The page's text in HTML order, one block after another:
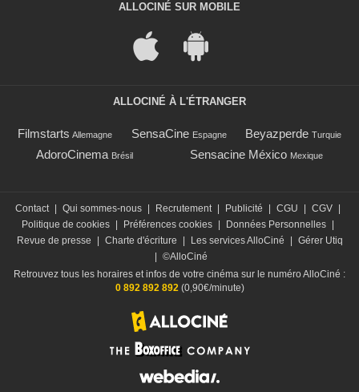
ALLOCINÉ SUR MOBILE
ALLOCINÉ À L'ÉTRANGER
Filmstarts Allemagne SensaCine Espagne Beyazperde Turquie
AdoroCinema Brésil Sensacine México Mexique
Contact Qui sommes-nous Recrutement Publicité CGU CGV
Politique de cookies
Préférences cookies Données Personnelles
Revue de presse
Charte d'écriture Les services AlloCiné
Gérer Utiq
©AlloCiné
Retrouvez tous les horaires et infos de votre cinéma sur le numéro AlloCiné :
0 892 892 892(0,90€/minute)